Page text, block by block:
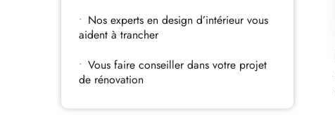
Nos experts en design d’intérieur vous
aident à trancher
Vous faire conseiller dans votre projet
de rénovation